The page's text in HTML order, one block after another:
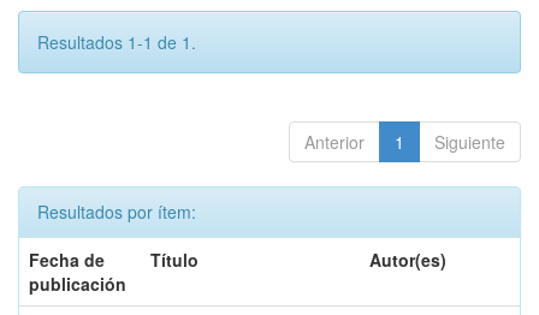
Resultados 1-1 de 1.
Anterior 1 Siguiente
Resultados por ítem:
Fecha de
publicación
Título Autor(es)